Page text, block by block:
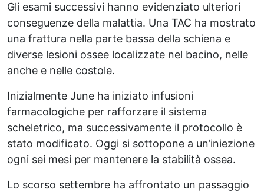
Gli esami successivi hanno evidenziato ulteriori
conseguenze della malattia. Una TAC ha mostrato
una frattura nella parte bassa della schiena e
diverse lesioni ossee localizzate nel bacino, nelle
anche e nelle costole.
Inizialmente June ha iniziato infusioni
farmacologiche per rafforzare il sistema
scheletrico, ma successivamente il protocollo è
stato modificato. Oggi si sottopone a un’iniezione
ogni sei mesi per mantenere la stabilità ossea.
Lo scorso settembre ha affrontato un passaggio